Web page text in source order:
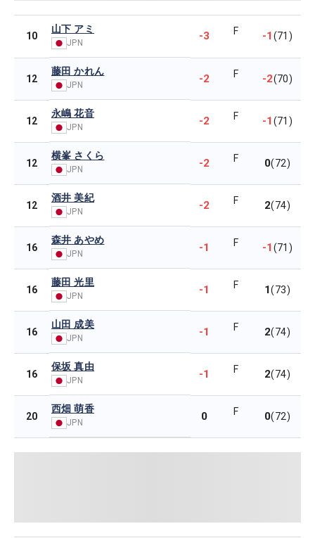
10
山下 アミ
JPN
-3 F -1(71)
12
藤田 かれん
JPN -2 F -2(70)
12
永嶋 花音
JPN -2 F -1(71)
12
横峯 さくら
JPN -2 F 0(72)
12
酒井 美紀
JPN -2 F 2(74)
16
森井 あやめ
JPN -1 F -1(71)
16
藤田 光里
JPN -1 F 1(73)
16
山田 成美
JPN -1 F 2(74)
16
保坂 真由
JPN -1 F 2(74)
20
西畑 萌香
JPN 0 F 0(72)